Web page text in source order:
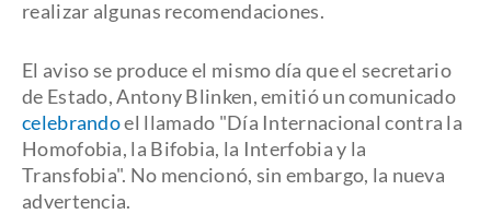
realizar algunas recomendaciones.
El aviso se produce el mismo día que el secretario
de Estado, Antony Blinken, emitió un comunicado
celebrandoel llamado "Día Internacional contra la
Homofobia, la Bifobia, la Interfobia y la
Transfobia". No mencionó, sin embargo, la nueva
advertencia.